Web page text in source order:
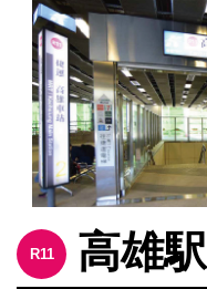
R11 高雄駅